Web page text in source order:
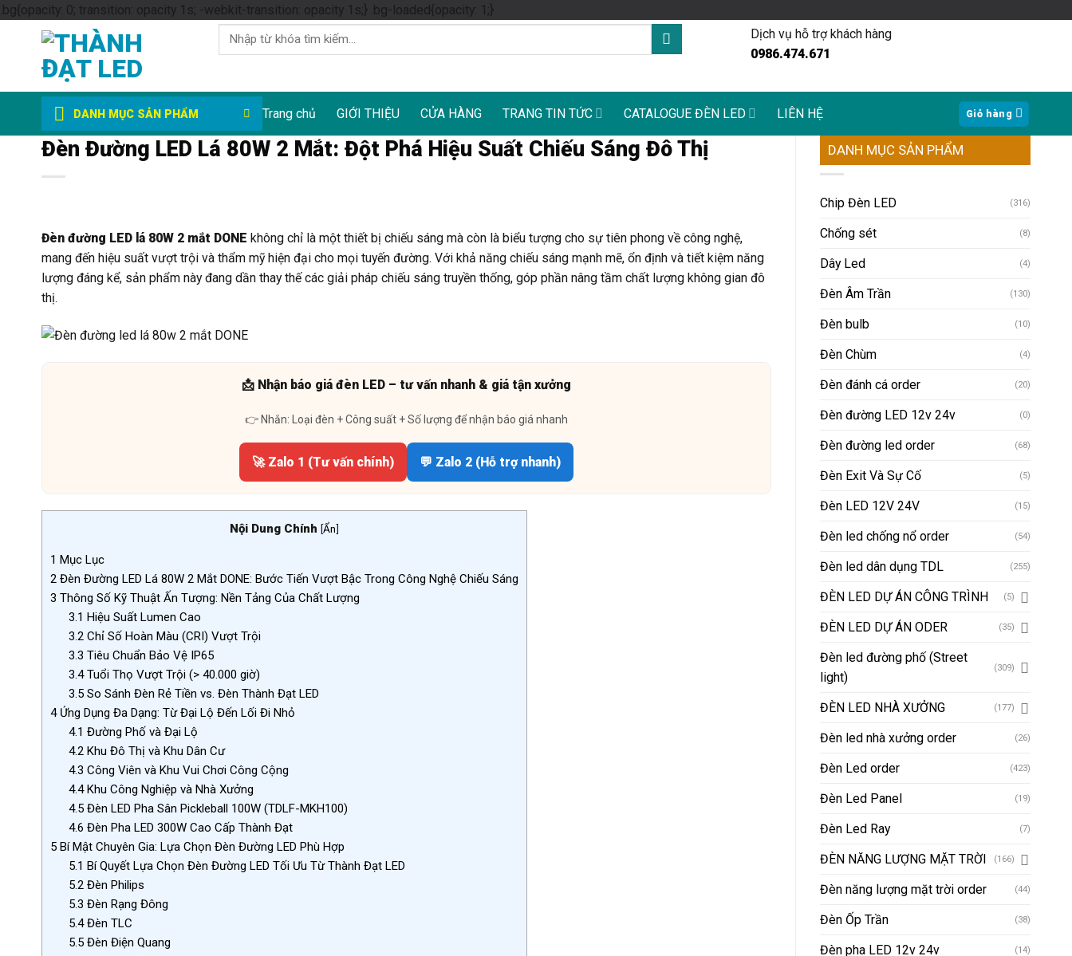
.bg{opacity: 0; transition: opacity 1s; -webkit-transition: opacity 1s;} .bg-loaded{opacity: 1;}Skip
to
Tìm
kiếm:
Dịch vụ hỗ trợ khách hàng
0986.474.671
DANH MỤC SẢN PHẨM Trang chủ GIỚI THIỆU CỬA HÀNG TRANG TIN TỨC CATALOGUE ĐÈN LED LIÊN HỆ Giỏ hàng
Đèn Đường LED Lá 80W 2 Mắt: Đột Phá Hiệu Suất Chiếu Sáng Đô Thị
Đèn đường LED lá 80W 2 mắt DONE không chỉ là một thiết bị chiếu sáng mà còn là biểu tượng cho sự tiên phong về công nghệ,
mang đến hiệu suất vượt trội và thẩm mỹ hiện đại cho mọi tuyến đường. Với khả năng chiếu sáng mạnh mẽ, ổn định và tiết kiệm năng
lượng đáng kể, sản phẩm này đang dần thay thế các giải pháp chiếu sáng truyền thống, góp phần nâng tầm chất lượng không gian đô
thị.
📩 Nhận báo giá đèn LED – tư vấn nhanh & giá tận xưởng
👉 Nhắn: Loại đèn + Công suất + Số lượng để nhận báo giá nhanh
🚀 Zalo 1 (Tư vấn chính) 💬 Zalo 2 (Hỗ trợ nhanh)
Nội Dung Chính [Ẩn]
1 Mục Lục
2 Đèn Đường LED Lá 80W 2 Mắt DONE: Bước Tiến Vượt Bậc Trong Công Nghệ Chiếu Sáng
3 Thông Số Kỹ Thuật Ấn Tượng: Nền Tảng Của Chất Lượng
3.1 Hiệu Suất Lumen Cao
3.2Chỉ Số Hoàn Màu (CRI) Vượt Trội
3.3 Tiêu Chuẩn Bảo Vệ IP65
3.4Tuổi Thọ Vượt Trội (> 40.000 giờ)
3.5So Sánh Đèn Rẻ Tiền vs. Đèn Thành Đạt LED
4Ứng Dụng Đa Dạng: Từ Đại Lộ Đến Lối Đi Nhỏ
4.1 Đường Phố và Đại Lộ
4.2Khu Đô Thị và Khu Dân Cư
4.3 Công Viên và Khu Vui Chơi Công Cộng
4.4Khu Công Nghiệp và Nhà Xưởng
4.5Đèn LED Pha Sân Pickleball 100W (TDLF-MKH100)
4.6 Đèn Pha LED 300W Cao Cấp Thành Đạt
5 Bí Mật Chuyên Gia: Lựa Chọn Đèn Đường LED Phù Hợp
5.1 Bí Quyết Lựa Chọn Đèn Đường LED Tối Ưu Từ Thành Đạt LED
5.2Đèn Philips
5.3 Đèn Rạng Đông
5.4Đèn TLC
5.5Đèn Điện Quang
DANH MỤC SẢN PHẨM
Chip Đèn LED (316)
Chống sét (8)
Dây Led (4)
Đèn Âm Trần (130)
Đèn bulb (10)
Đèn Chùm (4)
Đèn đánh cá order (20)
Đèn đường LED 12v 24v (0)
Đèn đường led order (68)
Đèn Exit Và Sự Cố (5)
Đèn LED 12V 24V (15)
Đèn led chống nổ order (54)
Đèn led dân dụng TDL (255)
ĐÈN LED DỰ ÁN CÔNG TRÌNH (5)
ĐÈN LED DỰ ÁN ODER (35)
Đèn led đường phố (Street
light)
(309)
ĐÈN LED NHÀ XƯỞNG (177)
Đèn led nhà xưởng order (26)
Đèn Led order (423)
Đèn Led Panel (19)
Đèn Led Ray (7)
ĐÈN NĂNG LƯỢNG MẶT TRỜI (166)
Đèn năng lượng mặt trời order (44)
Đèn Ốp Trần (38)
Đèn pha LED 12v 24v (14)